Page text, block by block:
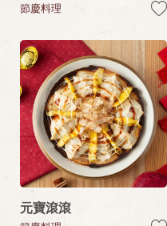
節慶料理
元寶滾滾